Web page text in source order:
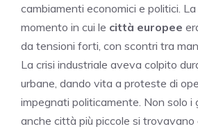
cambiamenti economici e politici.
momento in cui le città europee
da tensioni forti, con scontri tra
La crisi industriale aveva colpito
urbane, dando vita a proteste di
impegnati politicamente. Non solo i
anche città più piccole si trovavano